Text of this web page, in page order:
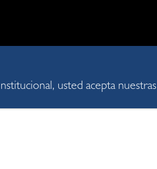
usted acepta nuestras